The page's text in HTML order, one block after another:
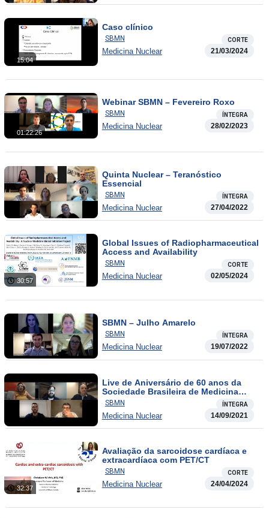
15:04
Caso clínico
SBMN CORTE
Medicina Nuclear 21/03/2024
01:22:26
Webinar SBMN – Fevereiro Roxo
SBMN ÍNTEGRA
Medicina Nuclear 28/02/2023
Quinta Nuclear – Teranóstico
Essencial
SBMN ÍNTEGRA
Medicina Nuclear 27/04/2022
30:57
Global Issues of Radiopharmaceutical
Access and Availability
SBMN CORTE
Medicina Nuclear 02/05/2024
SBMN – Julho Amarelo
SBMN ÍNTEGRA
Medicina Nuclear 19/07/2022
Live de Aniversário de 60 anos da
Sociedade Brasileira de Medicina
Nuclear
SBMN ÍNTEGRA
Medicina Nuclear 14/09/2021
32:37
Avaliação da sarcoidose cardíaca e
extracardíaca com PET/CT
SBMN CORTE
Medicina Nuclear 24/04/2024